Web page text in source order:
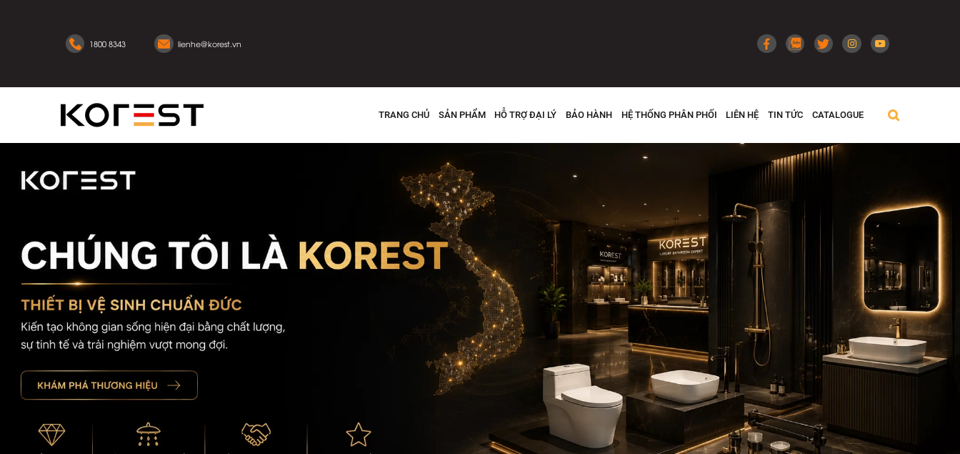
1800 8343 lienhe@korest.vn
TRANG CHỦ SẢN PHẨM HỖ TRỢ ĐẠI LÝ BẢO HÀNH HỆ THỐNG PHÂN PHỐI LIÊN HỆ TIN TỨC CATALOGUE